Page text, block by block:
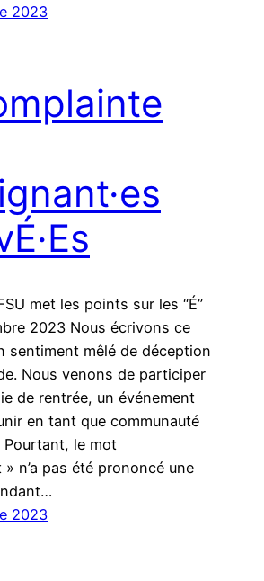
2023
met les points sur les “É”
2023 Nous écrivons ce
sentiment mêlé de déception
Nous venons de participer
de rentrée, un événement
en tant que communauté
Pourtant, le mot
n’a pas été prononcé une
2023